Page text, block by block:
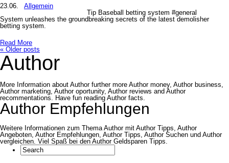
23.06.
Allgemein
Tip Baseball betting system #general
System unleashes the groundbreaking secrets of the latest demolisher
betting system.
Read More
« Older posts
Author
More Information about Author further more Author money, Author business,
Author marketing, Author oportunity, Author reviews and Author
recommentations. Have fun reading Author facts.
Author Empfehlungen
Weitere Informationen zum Thema Author mit Author Tipps, Author
Angeboten, Author Empfehlungen, Author Tipps, Author Suchen und Author
vergleichen. Viel Spaß bei den Author Geldsparen Tipps.